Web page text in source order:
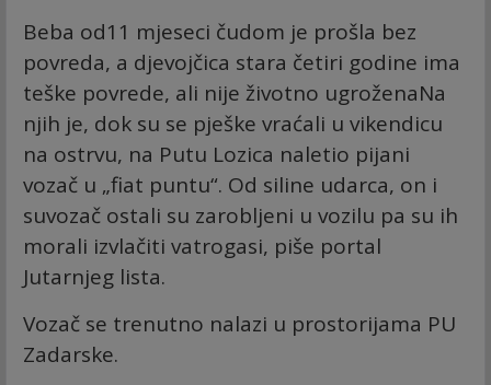
Beba od11 mjeseci čudom je prošla bez
povreda, a djevojčica stara četiri godine ima
teške povrede, ali nije životno ugroženaNa
njih je, dok su se pješke vraćali u vikendicu
na ostrvu, na Putu Lozica naletio pijani
vozač u „fiat puntu“. Od siline udarca, on i
suvozač ostali su zarobljeni u vozilu pa su ih
morali izvlačiti vatrogasi, piše portal
Jutarnjeg lista.
Vozač se trenutno nalazi u prostorijama PU
Zadarske.